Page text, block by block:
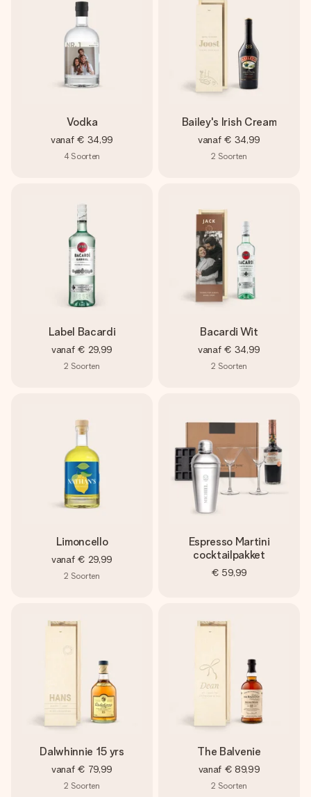
Vodka
vanaf € 34,99
4 Soorten
Bailey's Irish Cream
vanaf € 34,99
2 Soorten
Label Bacardi
vanaf € 29,99
2 Soorten
Bacardi Wit
vanaf € 34,99
2 Soorten
Limoncello
vanaf € 29,99
2 Soorten
Espresso Martini
cocktailpakket
€ 59,99
Dalwhinnie 15 yrs
vanaf € 79,99
2 Soorten
The Balvenie
vanaf € 89,99
2 Soorten